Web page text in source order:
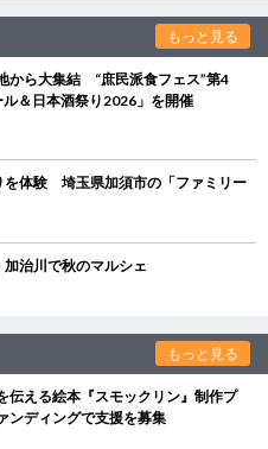
もっと見る
から大集結 “庶民派食フェス”第4
＆日本酒祭り2026」を開催
を体験 埼玉県加須市の「ファミリー
治川で秋のマルシェ
もっと見る
伝える絵本『スモックリン』制作プ
ディングで支援を募集